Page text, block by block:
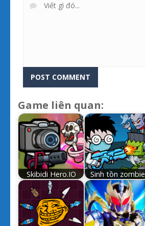
Game liên quan:
Skibidi Hero.IO Sinh tồn zombie